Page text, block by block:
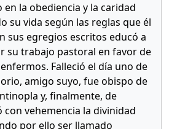
la obediencia y la caridad
su vida según las reglas que él
sus egregios escritos educó a
su trabajo pastoral en favor de
Falleció el día uno de
amigo suyo, fue obispo de
y, finalmente, de
con vehemencia la divinidad
por ello ser llamado